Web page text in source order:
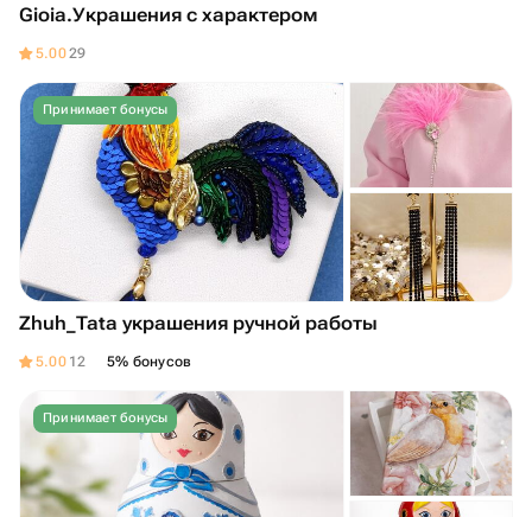
Gioia.Украшения с характером
5.0029
Принимает бонусы
Zhuh_Tata украшения ручной работы
5.00 12 5% бонусов
Принимает бонусы